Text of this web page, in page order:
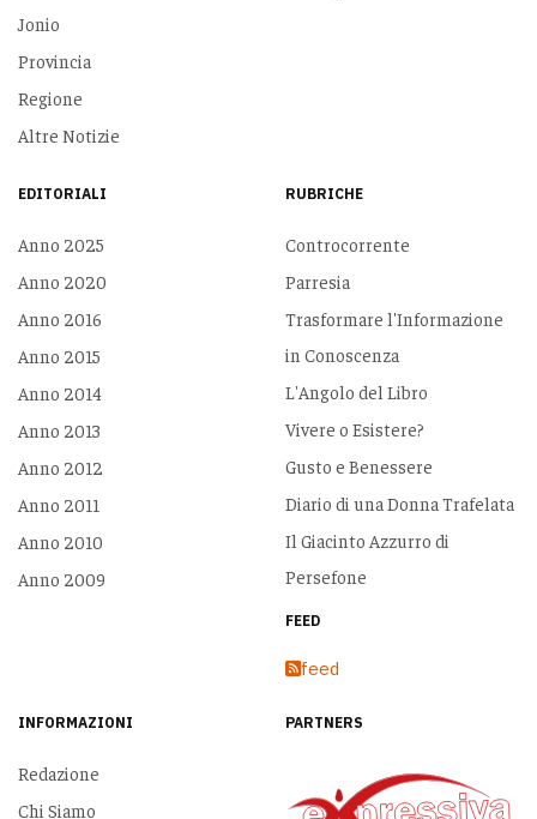
Jonio
Provincia
Regione
Altre Notizie
EDITORIALI
Anno 2025
Anno 2020
Anno 2016
Anno 2015
Anno 2014
Anno 2013
Anno 2012
Anno 2011
Anno 2010
Anno 2009
RUBRICHE
Controcorrente
Parresia
Trasformare l'Informazione
in Conoscenza
L'Angolo del Libro
Vivere o Esistere?
Gusto e Benessere
Diario di una Donna Trafelata
Il Giacinto Azzurro di
Persefone
FEED
feed
INFORMAZIONI
Redazione
Chi Siamo
PARTNERS